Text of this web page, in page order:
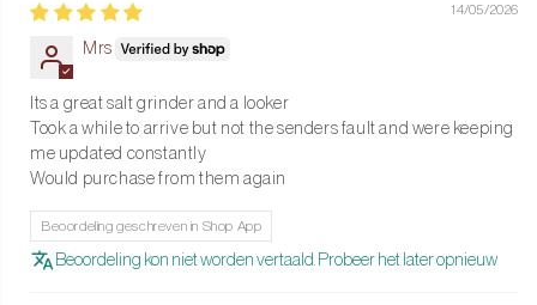
14/05/2026
Mrs
Its a great salt grinder and a looker
Took a while to arrive but not the senders fault and were keeping
me updated constantly
Would purchase from them again
Beoordeling geschreven in Shop App
Beoordeling kon niet worden vertaald. Probeer het later opnieuw